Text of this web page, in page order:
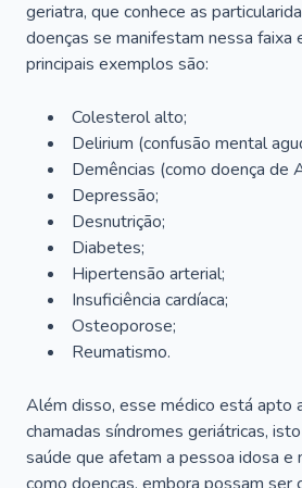
geriatra, que conhece as
doenças se manifestam nessa faixa
principais exemplos são:
Colesterol alto;
Delirium (confusão mental
Demências (como doença de
Depressão;
Desnutrição;
Diabetes;
Hipertensão arterial;
Insuficiência cardíaca;
Osteoporose;
Reumatismo.
Além disso, esse médico está apto
chamadas síndromes geriátricas,
saúde que afetam a pessoa idosa e